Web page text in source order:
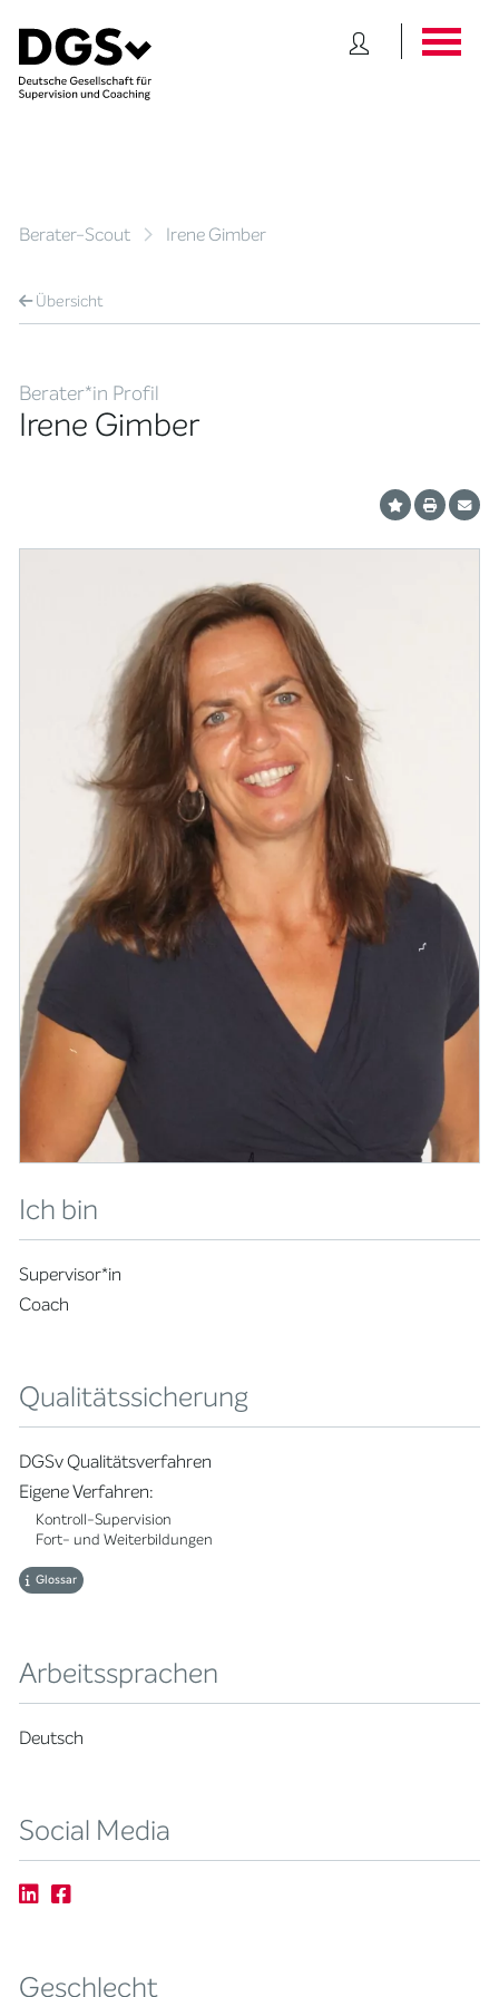
Berater-Scout Irene Gimber
Übersicht
Berater*in Profil
Irene Gimber
Ich bin
Supervisor*in
Coach
Qualitätssicherung
DGSv Qualitätsverfahren
Eigene Verfahren:
Kontroll-Supervision
Fort- und Weiterbildungen
Glossar
Arbeitssprachen
Deutsch
Social Media
Geschlecht